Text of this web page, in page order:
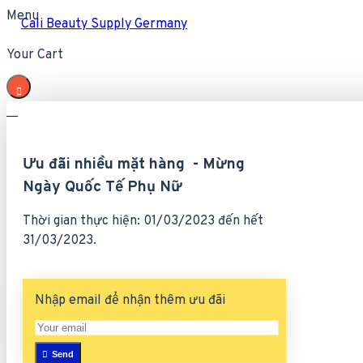
Menu
Your Cart
Ưu đãi nhiều mặt hàng - Mừng
Ngày Quốc Tế Phụ Nữ
Thời gian thực hiện: 01/03/2023 đến hết
31/03/2023.
Nhập email để nhận thêm ưu đãi
Send
Cali Beauty Supply Germany